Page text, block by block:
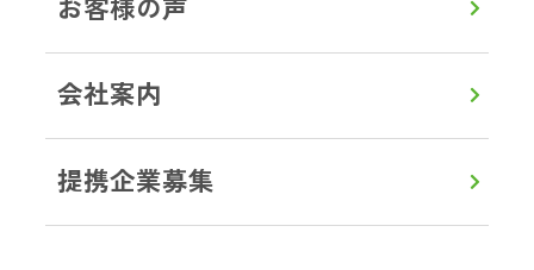
お客様の声
会社案内
提携企業募集
メールで見積り・相談
初めての方へ対応エリアよくある質問